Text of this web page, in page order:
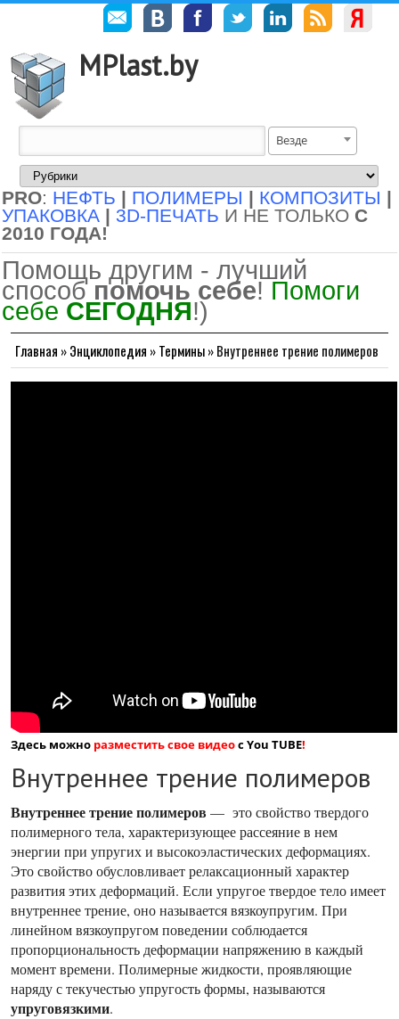
MPlast.by
Везде
PRO: НЕФТЬ | ПОЛИМЕРЫ | КОМПОЗИТЫ |
УПАКОВКА | 3D-ПЕЧАТЬ И НЕ ТОЛЬКО С
2010 ГОДА!
Помощь другим - лучший
способ помочь себе! Помоги
себе СЕГОДНЯ!)
Главная »Энциклопедия »Термины»Внутреннее трение полимеров
Здесь можно разместить свое видеос You TUBE!
Внутреннее трение полимеров
Внутреннее трение полимеров — это свойство твердого
полимерного тела, характеризующее рассеяние в нем
энергии при упругих и высокоэластических деформациях.
Это свойство обусловливает релаксационный характер
развития этих деформаций. Если упругое твердое тело имеет
внутреннее трение, оно называется вязкоупругим. При
линейном вязкоупругом поведении соблюдается
пропорциональность деформации напряжению в каждый
момент времени. Полимерные жидкости, проявляющие
наряду с текучестью упругость формы, называются
упруговязкими.